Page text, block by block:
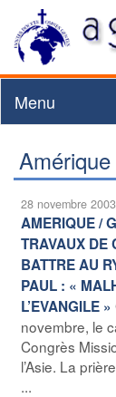
Menu
Amérique
28 novembre 2003
AMERIQUE /
TRAVAUX DE
BATTRE AU
PAUL : «
L’EVANGILE »
novembre, le
Congrès
l’Asie. La
...